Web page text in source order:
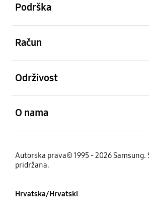
Podrška
Račun
Održivost
O nama
Autorska prava© 1995 - 2026 Samsung.
pridržana.
Hrvatska/Hrvatski